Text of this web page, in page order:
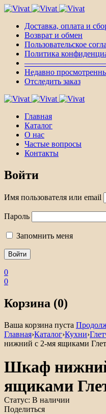
Доставка, оплата и
Возврат и обмен
Пользовательское
Политика
Недавно
Отследить заказ
Главная
Каталог
О нас
Частые вопросы
Контакты
Войти
Имя пользователя или email
Пароль
Запомнить меня
0
0
Корзина (0)
Ваша корзина пуста
Главная›Каталог›Кухни›
нижний с 2-мя ящиками
Шкаф
ящиками
Статус: В наличии
Поделиться